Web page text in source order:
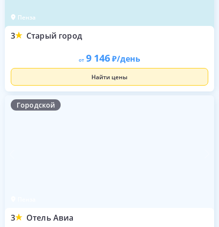
Пенза
3 Старый город
от 9 146 /день
Найти цены
Городской
3 Отель Авиа